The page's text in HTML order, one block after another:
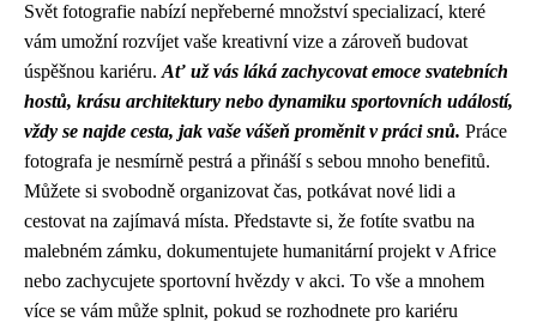
Svět fotografie nabízí nepřeberné množství specializací, které
vám umožní rozvíjet vaše kreativní vize a zároveň budovat
úspěšnou kariéru. Ať už vás láká zachycovat emoce svatebních
hostů, krásu architektury nebo dynamiku sportovních událostí,
vždy se najde cesta, jak vaše vášeň proměnit v práci snů. Práce
fotografa je nesmírně pestrá a přináší s sebou mnoho benefitů.
Můžete si svobodně organizovat čas, potkávat nové lidi a
cestovat na zajímavá místa. Představte si, že fotíte svatbu na
malebném zámku, dokumentujete humanitární projekt v Africe
nebo zachycujete sportovní hvězdy v akci. To vše a mnohem
více se vám může splnit, pokud se rozhodnete pro kariéru